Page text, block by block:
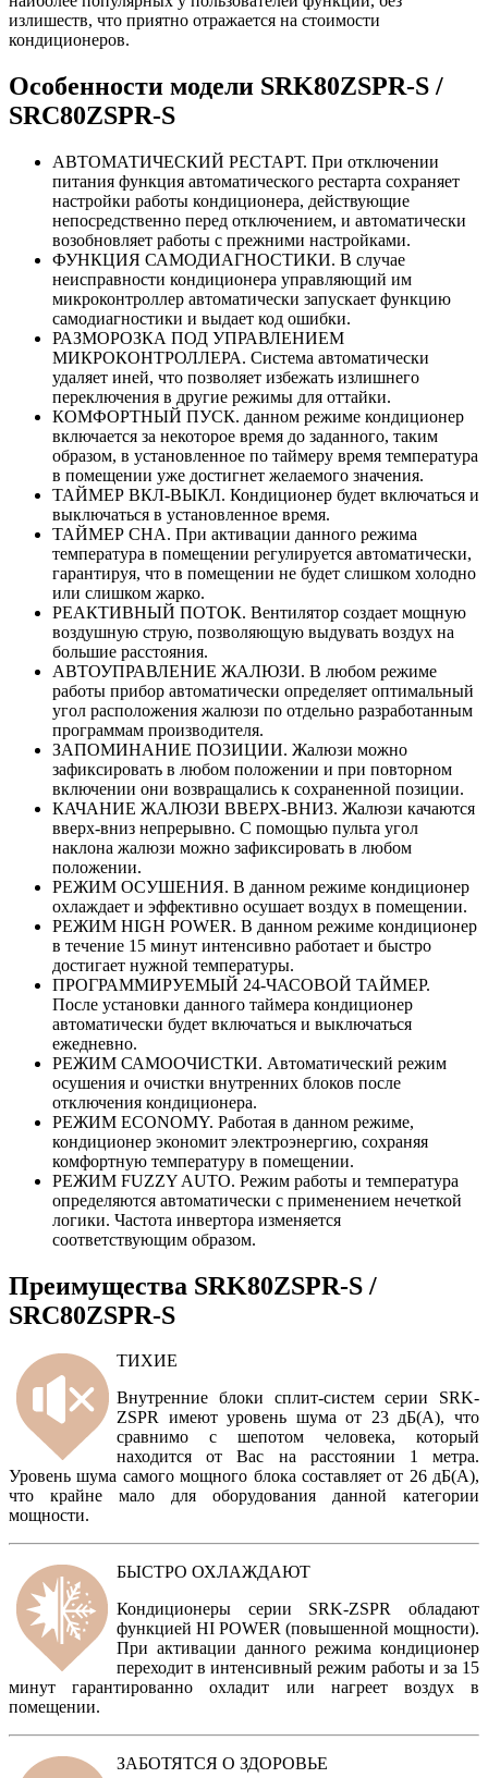
излишеств, что приятно отражается на стоимости
кондиционеров.
Особенности модели SRK80ZSPR-S /
SRC80ZSPR-S
АВТОМАТИЧЕСКИЙ РЕСТАРТ. При отключении
питания функция автоматического рестарта сохраняет
настройки работы кондиционера, действующие
непосредственно перед отключением, и автоматически
возобновляет работы с прежними настройками.
ФУНКЦИЯ САМОДИАГНОСТИКИ. В случае
неисправности кондиционера управляющий им
микроконтроллер автоматически запускает функцию
самодиагностики и выдает код ошибки.
РАЗМОРОЗКА ПОД УПРАВЛЕНИЕМ
МИКРОКОНТРОЛЛЕРА. Система автоматически
удаляет иней, что позволяет избежать излишнего
переключения в другие режимы для оттайки.
КОМФОРТНЫЙ ПУСК. данном режиме кондиционер
включается за некоторое время до заданного, таким
образом, в установленное по таймеру время температура
в помещении уже достигнет желаемого значения.
ТАЙМЕР ВКЛ-ВЫКЛ. Кондиционер будет включаться и
выключаться в установленное время.
ТАЙМЕР СНА. При активации данного режима
температура в помещении регулируется автоматически,
гарантируя, что в помещении не будет слишком холодно
или слишком жарко.
РЕАКТИВНЫЙ ПОТОК. Вентилятор создает мощную
воздушную струю, позволяющую выдувать воздух на
большие расстояния.
АВТОУПРАВЛЕНИЕ ЖАЛЮЗИ. В любом режиме
работы прибор автоматически определяет оптимальный
угол расположения жалюзи по отдельно разработанным
программам производителя.
ЗАПОМИНАНИЕ ПОЗИЦИИ. Жалюзи можно
зафиксировать в любом положении и при повторном
включении они возвращались к сохраненной позиции.
КАЧАНИЕ ЖАЛЮЗИ ВВЕРХ-ВНИЗ. Жалюзи качаются
вверх-вниз непрерывно. С помощью пульта угол
наклона жалюзи можно зафиксировать в любом
положении.
РЕЖИМ ОСУШЕНИЯ. В данном режиме кондиционер
охлаждает и эффективно осушает воздух в помещении.
РЕЖИМ HIGH POWER. В данном режиме кондиционер
в течение 15 минут интенсивно работает и быстро
достигает нужной температуры.
ПРОГРАММИРУЕМЫЙ 24-ЧАСОВОЙ ТАЙМЕР.
После установки данного таймера кондиционер
автоматически будет включаться и выключаться
ежедневно.
РЕЖИМ САМООЧИСТКИ. Автоматический режим
осушения и очистки внутренних блоков после
отключения кондиционера.
РЕЖИМ ECONOMY. Работая в данном режиме,
кондиционер экономит электроэнергию, сохраняя
комфортную температуру в помещении.
РЕЖИМ FUZZY AUTO. Режим работы и температура
определяются автоматически с применением нечеткой
логики. Частота инвертора изменяется
соответствующим образом.
Преимущества SRK80ZSPR-S /
SRC80ZSPR-S
ТИХИЕ
Внутренние блоки сплит-систем серии SRK-
ZSPR имеют уровень шума от 23 дБ(А), что
сравнимо с шепотом человека, который
находится от Вас на расстоянии 1 метра.
Уровень шума самого мощного блока составляет от 26 дБ(А),
что крайне мало для оборудования данной категории
мощности.
БЫСТРО ОХЛАЖДАЮТ
Кондиционеры серии SRK-ZSPR обладают
функцией HI POWER (повышенной мощности).
При активации данного режима кондиционер
переходит в интенсивный режим работы и за 15
минут гарантированно охладит или нагреет воздух в
помещении.
ЗАБОТЯТСЯ О ЗДОРОВЬЕ